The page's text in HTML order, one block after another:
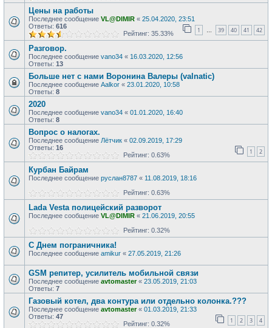
Цены на работы
Последнее сообщение VL@DIMIR « 25.04.2020, 23:51
Ответы: 616 1 … 39 40 41 42
Рейтинг: 35.33%
Разговор.
Последнее сообщение vano34 « 16.03.2020, 12:56
Ответы: 13
Больше нет с нами Воронина Валеры (valnatic)
Последнее сообщение Aalkor « 23.01.2020, 10:58
Ответы: 8
2020
Последнее сообщение vano34 « 01.01.2020, 16:40
Ответы: 8
Вопрос о налогах.
Последнее сообщение Лётчик « 02.09.2019, 17:29
Ответы: 16 1 2
Рейтинг: 0.63%
Курбан Байрам
Последнее сообщение руслан8787 « 11.08.2019, 18:16
Рейтинг: 0.63%
Lada Vesta полицейский разворот
Последнее сообщение VL@DIMIR « 21.06.2019, 20:55
Рейтинг: 0.32%
С Днем пограничника!
Последнее сообщение amikur « 27.05.2019, 21:26
GSM репитер, усилитель мобильной связи
Последнее сообщение avtomaster« 23.05.2019, 21:03
Ответы: 7
Газовый котел, два контура или отдельно колонка.???
Последнее сообщение avtomaster« 01.03.2019, 21:33
Ответы: 47 1 2 3 4
Рейтинг: 0.32%